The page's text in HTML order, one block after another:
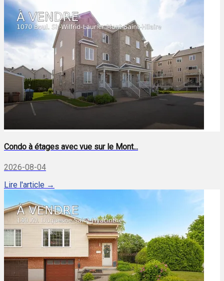
Condo à étages avec vue sur le Mont...
2026-08-04
Lire l'article →